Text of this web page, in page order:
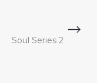
Soul Series 2